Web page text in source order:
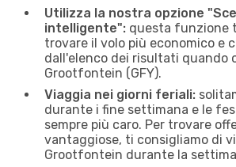
Utilizza la nostra opzione
intelligente": questa funzione
trovare il volo più economico e
dall'elenco dei risultati quando
Grootfontein (GFY).
Viaggia nei giorni feriali:
durante i fine settimana e le
sempre più caro. Per trovare
vantaggiose, ti consigliamo di
Grootfontein durante la